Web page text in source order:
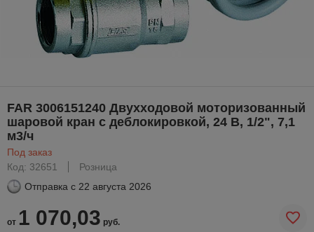
FAR 3006151240 Двухходовой моторизованный
шаровой кран с деблокировкой, 24 В, 1/2", 7,1
м3/ч
Под заказ
Код: 32651
Розница
Отправка с 22 августа 2026
от 1 070,03 руб.